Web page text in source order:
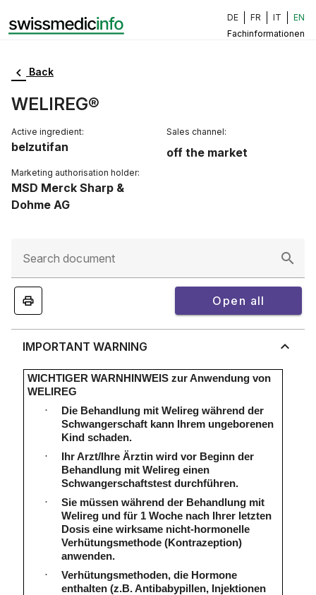
Fachinformationen
DE FR IT EN
Back
WELIREG®
Active ingredient:
belzutifan
Marketing authorisation holder:
MSD Merck Sharp &
Dohme AG
Sales channel:
off the market
Search document
Open all
IMPORTANT WARNING
WICHTIGER WARNHINWEIS zur Anwendung von
WELIREG
·
Die Behandlung mit Welireg während der
Schwangerschaft kann Ihrem ungeborenen
Kind schaden.
·
Ihr Arzt/Ihre Ärztin wird vor Beginn der
Behandlung mit Welireg einen
Schwangerschaftstest durchführen.
·
Sie müssen während der Behandlung mit
Welireg und für 1 Woche nach Ihrer letzten
Dosis eine wirksame nicht-hormonelle
Verhütungsmethode (Kontrazeption)
anwenden.
·
Verhütungsmethoden, die Hormone
enthalten (z.B. Antibabypillen, Injektionen